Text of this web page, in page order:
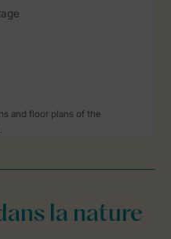
and floor plans of the
la nature